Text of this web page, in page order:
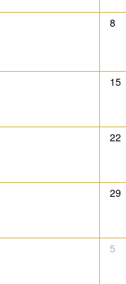
8
15
22
29
5